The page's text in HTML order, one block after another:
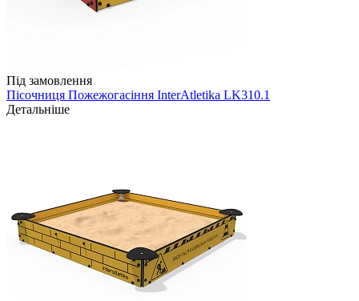
Під замовлення
Пісочниця Пожежогасіння InterAtletika LK310.1
Детальніше